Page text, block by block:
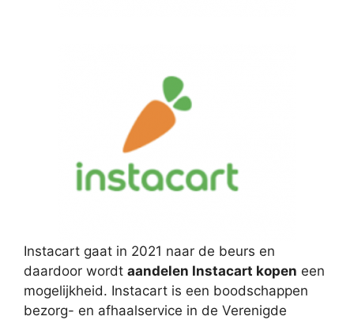
Instacart gaat in 2021 naar de beurs en
daardoor wordt aandelen Instacart kopen een
mogelijkheid. Instacart is een boodschappen
bezorg- en afhaalservice in de Verenigde